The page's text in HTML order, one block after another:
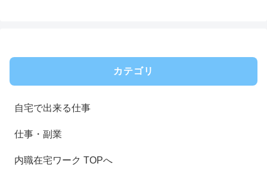
カテゴリ
自宅で出来る仕事
仕事・副業
内職在宅ワーク TOPへ